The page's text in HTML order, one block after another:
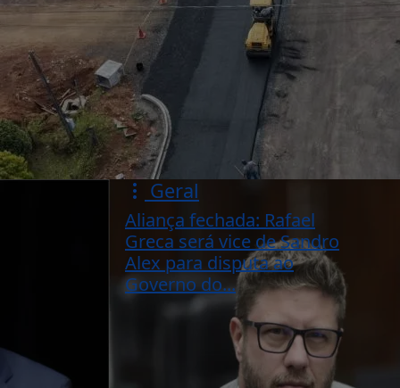
Geral
Aliança fechada: Rafael
Greca será vice de Sandro
Alex para disputa ao
Governo do...